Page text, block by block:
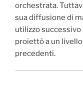
orchestrata.
sua diffusione di
utilizzo
proiettò a un
precedenti.